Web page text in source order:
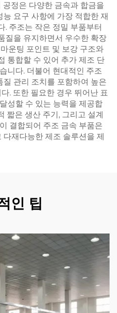
정은 다양한 금속과 합금을
요구 사항에 가장 적합한 재
. 주조는 작은 정밀 부품부터
질을 유지하면서 우수한 확장
운팅 포인트 및 보강 구조와
통합할 수 있어 추가 제조 단
니다. 더불어 현대적인 주조
관리 조치를 포함하여 높은
. 또한 필요한 경우 뛰어난 표
성할 수 있는 능력을 제공합
짧은 생산 주기, 그리고 설계
결합되어 주조 금속 부품은
재다능한 제조 솔루션을 제
인 팁